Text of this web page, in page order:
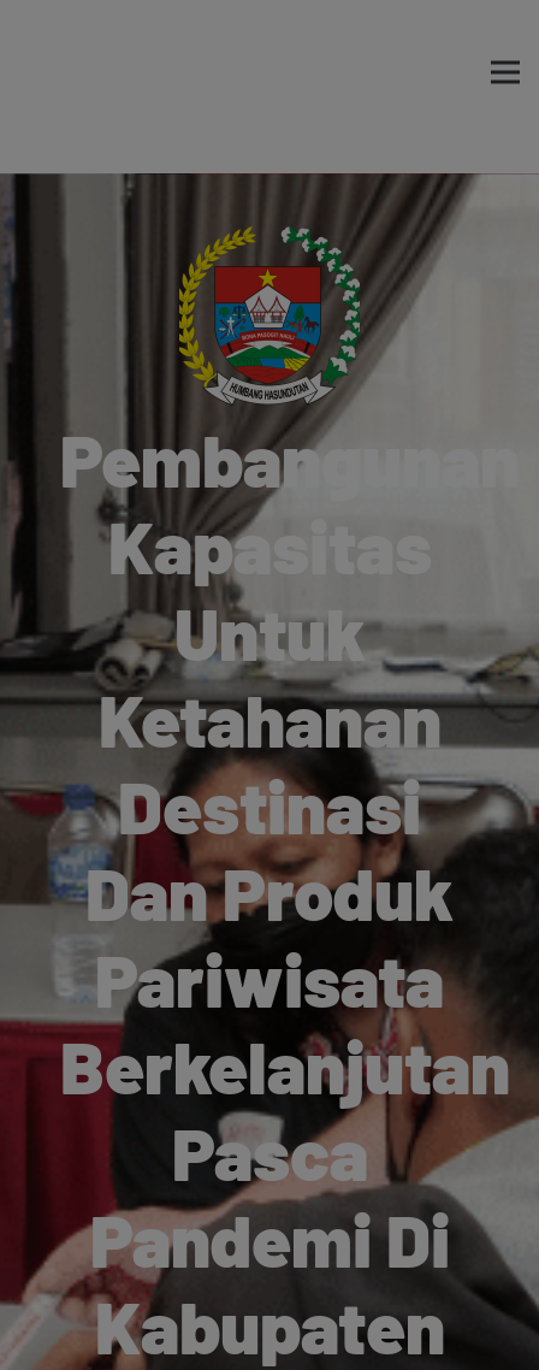
Pembangunan
Kapasitas
Untuk
Ketahanan
Destinasi
Dan Produk
Pariwisata
Berkelanjutan
Pasca
Pandemi Di
Kabupaten